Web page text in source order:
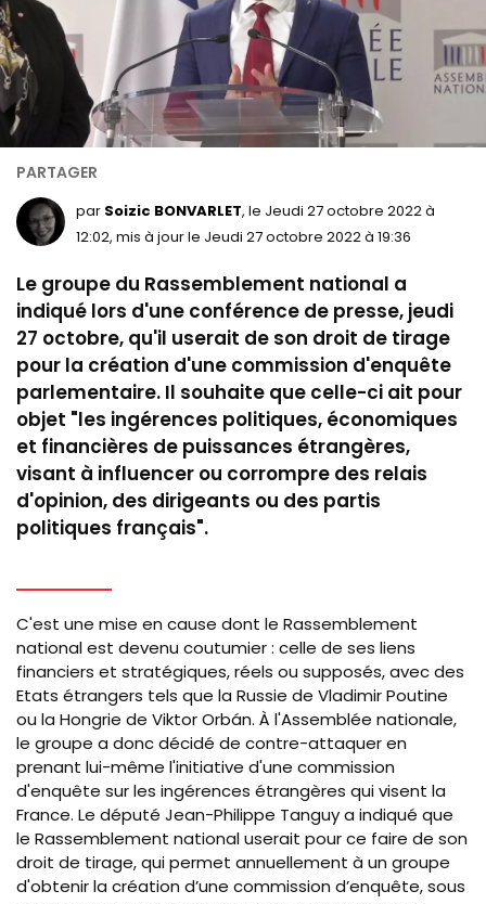
par Soizic BONVARLET, le Jeudi 27 octobre 2022 à
12:02, mis à jour le Jeudi 27 octobre 2022 à 19:36
Le groupe du Rassemblement national a
indiqué lors d'une conférence de presse, jeudi
27 octobre, qu'il userait de son droit de tirage
pour la création d'une commission d'enquête
parlementaire. Il souhaite que celle-ci ait pour
objet "les ingérences politiques, économiques
et financières de puissances étrangères,
visant à influencer ou corrompre des relais
d'opinion, des dirigeants ou des partis
politiques français".
C'est une mise en cause dont le Rassemblement
national est devenu coutumier : celle de ses liens
financiers et stratégiques, réels ou supposés, avec des
Etats étrangers tels que la Russie de Vladimir Poutine
ou la Hongrie de Viktor Orbán. À l'Assemblée nationale,
le groupe a donc décidé de contre-attaquer en
prenant lui-même l'initiative d'une commission
d'enquête sur les ingérences étrangères qui visent la
France. Le député Jean-Philippe Tanguy a indiqué que
le Rassemblement national userait pour ce faire de son
droit de tirage, qui permet annuellement à un groupe
d'obtenir la création d’une commission d’enquête, sous